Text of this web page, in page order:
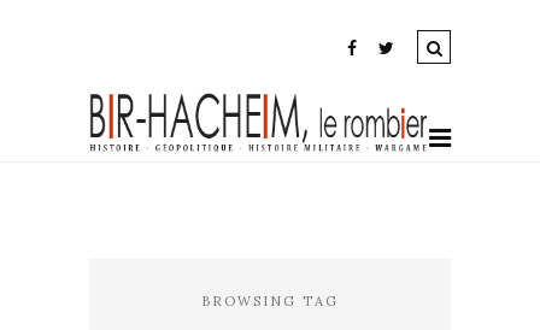
BROWSING TAG